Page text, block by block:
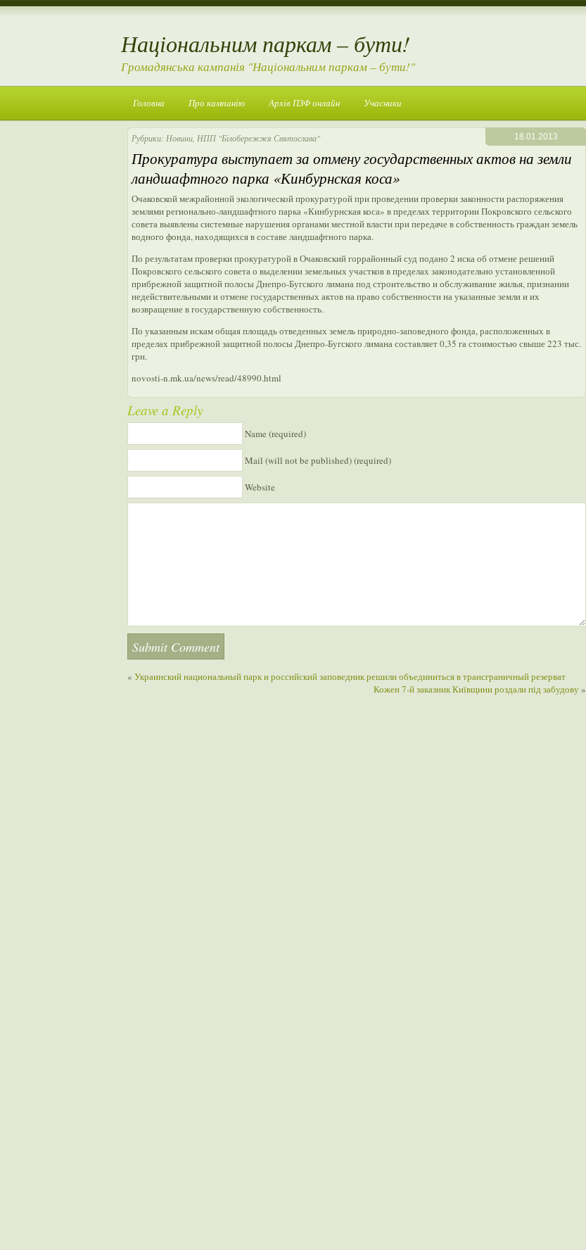
Національним паркам – бути!
Громадянська кампанія "Національним паркам – бути!"
Головна Про кампанію Архів ПЗФ онлайн Учасники
18.01.2013
Рубрики: Новини НПП "Білобережжя Святослава"
Прокуратура выступает за отмену государственных актов на земли
ландшафтного парка «Кинбурнская коса»
Очаковской межрайонной экологической прокуратурой при проведении проверки законности распоряжения
землями регионально-ландшафтного парка «Кинбурнская коса» в пределах территории Покровского сельского
совета выявлены системные нарушения органами местной власти при передаче в собственность граждан земель
водного фонда, находящихся в составе ландшафтного парка.
По результатам проверки прокуратурой в Очаковский горрайонный суд подано 2 иска об отмене решений
Покровского сельского совета о выделении земельных участков в пределах законодательно установленной
прибрежной защитной полосы Днепро-Бугского лимана под строительство и обслуживание жилья, признании
недействительными и отмене государственных актов на право собственности на указанные земли и их
возвращение в государственную собственность.
По указанным искам общая площадь отведенных земель природно-заповедного фонда, расположенных в
пределах прибрежной защитной полосы Днепро-Бугского лимана составляет 0,35 га стоимостью свыше 223 тыс.
грн.
novosti-n.mk.ua/news/read/48990.html
Leave a Reply
Name (required)
Mail (will not be published) (required)
Website
« Украинский национальный парк и российский заповедник решили объединиться в трансграничный резерват
Кожен 7-й заказник Київщини роздали під забудову»